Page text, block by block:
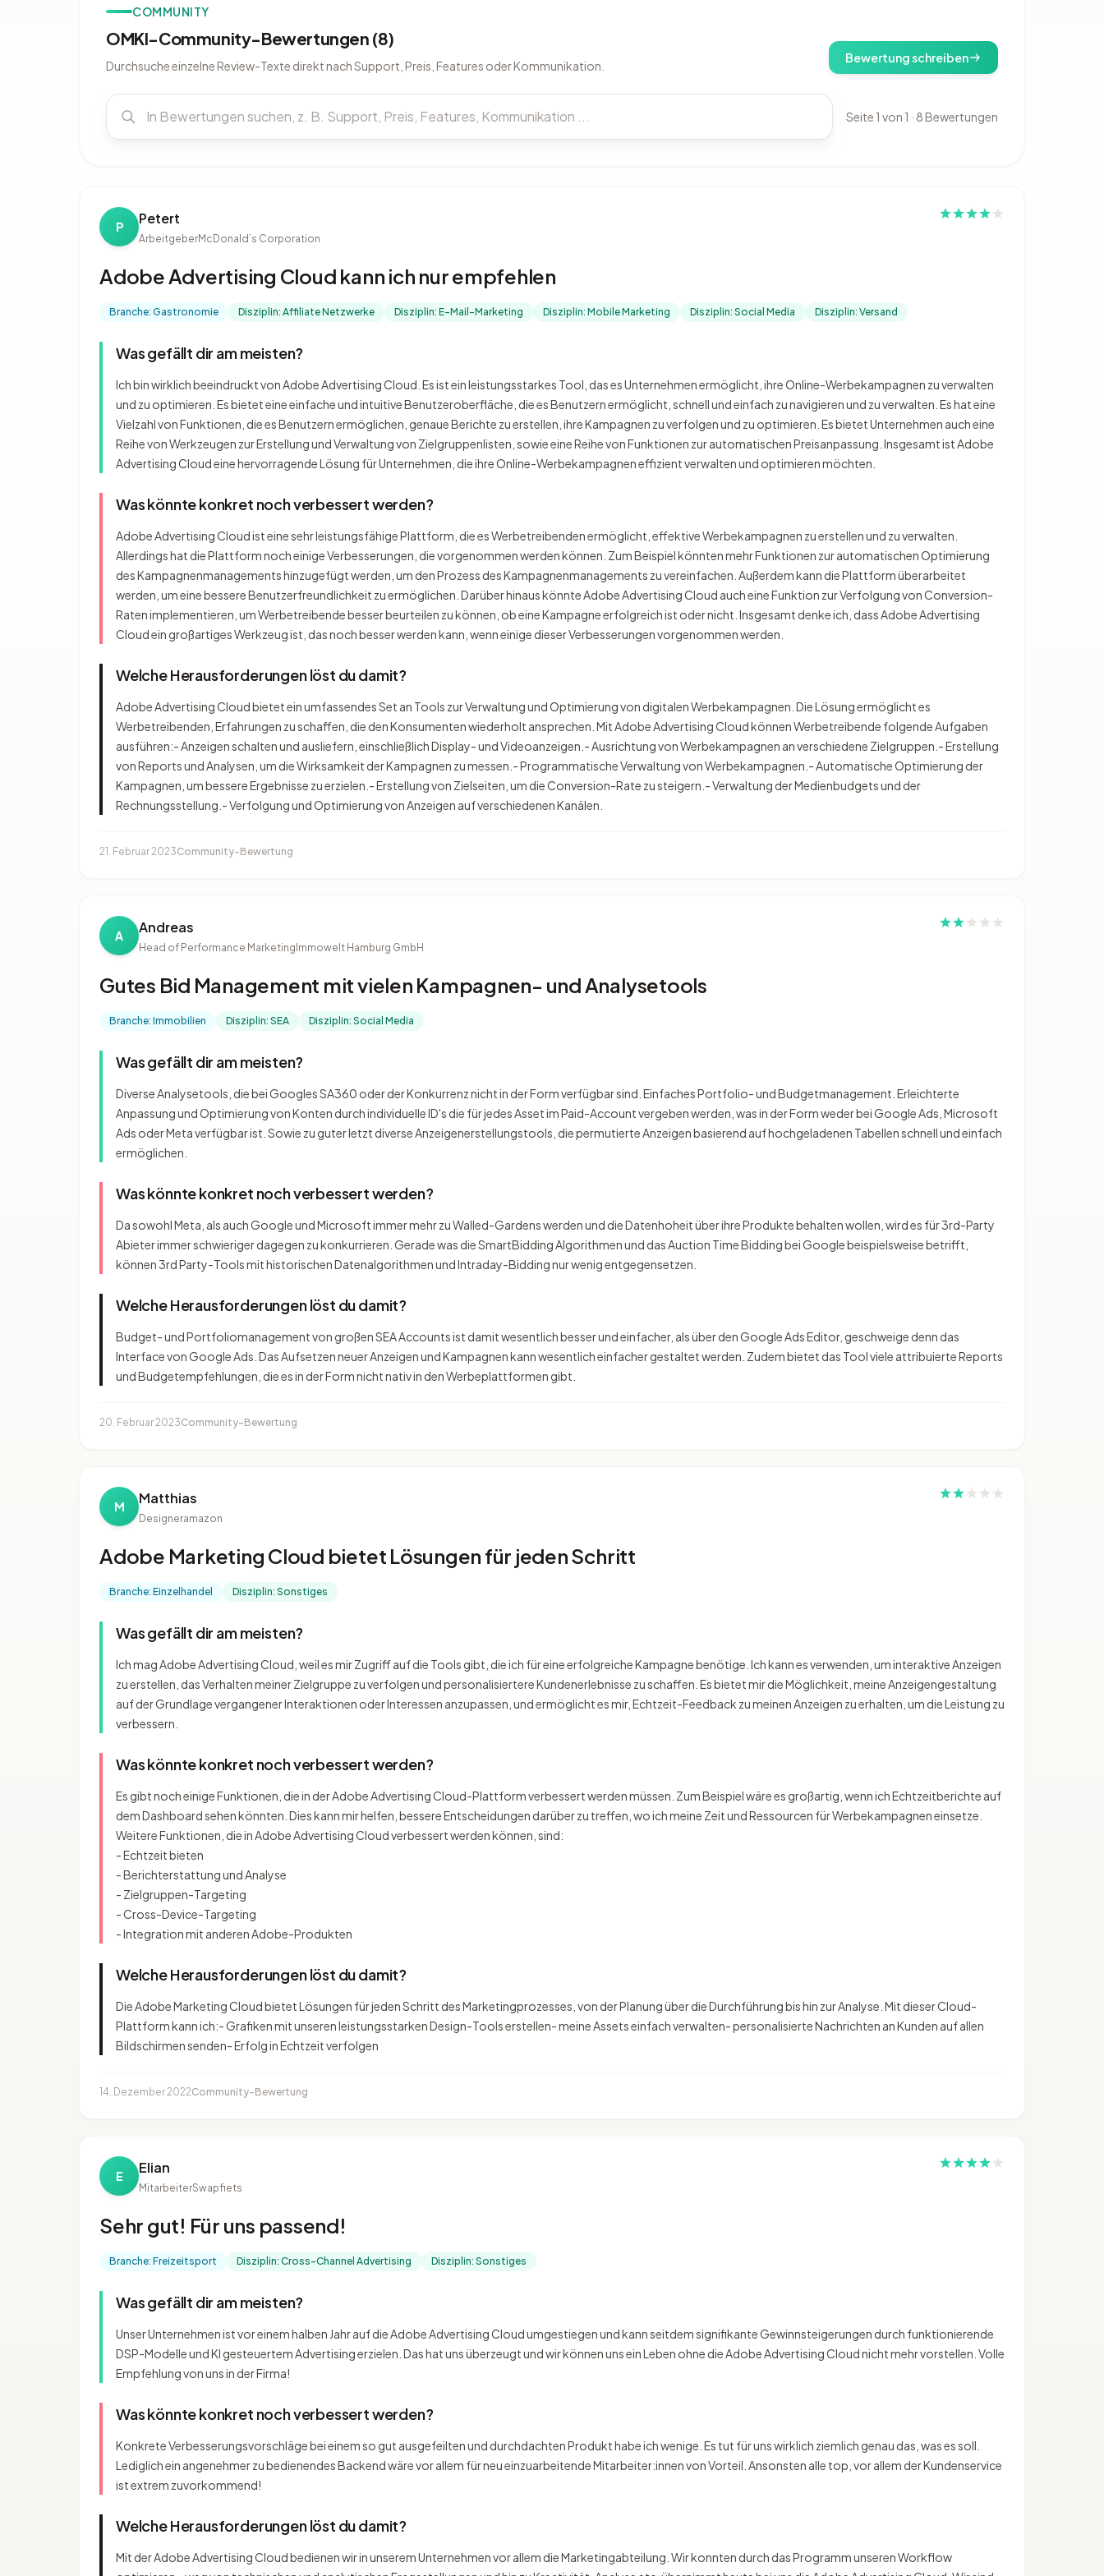
COMMUNITY
OMKI-Community-Bewertungen (8)
Durchsuche einzelne Review-Texte direkt nach Support, Preis, Features oder Kommunikation.
Bewertung schreiben
Seite 1 von 1 · 8 Bewertungen
P Petert
ArbeitgeberMcDonald’s Corporation
Adobe Advertising Cloud kann ich nur empfehlen
Branche: Gastronomie Disziplin: Affiliate Netzwerke Disziplin: E-Mail-Marketing Disziplin: Mobile Marketing Disziplin: Social Media Disziplin: Versand
Was gefällt dir am meisten?
Ich bin wirklich beeindruckt von Adobe Advertising Cloud. Es ist ein leistungsstarkes Tool, das es Unternehmen ermöglicht, ihre Online-Werbekampagnen zu verwalten
und zu optimieren. Es bietet eine einfache und intuitive Benutzeroberfläche, die es Benutzern ermöglicht, schnell und einfach zu navigieren und zu verwalten. Es hat eine
Vielzahl von Funktionen, die es Benutzern ermöglichen, genaue Berichte zu erstellen, ihre Kampagnen zu verfolgen und zu optimieren. Es bietet Unternehmen auch eine
Reihe von Werkzeugen zur Erstellung und Verwaltung von Zielgruppenlisten, sowie eine Reihe von Funktionen zur automatischen Preisanpassung. Insgesamt ist Adobe
Advertising Cloud eine hervorragende Lösung für Unternehmen, die ihre Online-Werbekampagnen effizient verwalten und optimieren möchten.
Was könnte konkret noch verbessert werden?
Adobe Advertising Cloud ist eine sehr leistungsfähige Plattform, die es Werbetreibenden ermöglicht, effektive Werbekampagnen zu erstellen und zu verwalten.
Allerdings hat die Plattform noch einige Verbesserungen, die vorgenommen werden können. Zum Beispiel könnten mehr Funktionen zur automatischen Optimierung
des Kampagnenmanagements hinzugefügt werden, um den Prozess des Kampagnenmanagements zu vereinfachen. Außerdem kann die Plattform überarbeitet
werden, um eine bessere Benutzerfreundlichkeit zu ermöglichen. Darüber hinaus könnte Adobe Advertising Cloud auch eine Funktion zur Verfolgung von Conversion-
Raten implementieren, um Werbetreibende besser beurteilen zu können, ob eine Kampagne erfolgreich ist oder nicht. Insgesamt denke ich, dass Adobe Advertising
Cloud ein großartiges Werkzeug ist, das noch besser werden kann, wenn einige dieser Verbesserungen vorgenommen werden.
Welche Herausforderungen löst du damit?
Adobe Advertising Cloud bietet ein umfassendes Set an Tools zur Verwaltung und Optimierung von digitalen Werbekampagnen. Die Lösung ermöglicht es
Werbetreibenden, Erfahrungen zu schaffen, die den Konsumenten wiederholt ansprechen. Mit Adobe Advertising Cloud können Werbetreibende folgende Aufgaben
ausführen:- Anzeigen schalten und ausliefern, einschließlich Display- und Videoanzeigen.- Ausrichtung von Werbekampagnen an verschiedene Zielgruppen.- Erstellung
von Reports und Analysen, um die Wirksamkeit der Kampagnen zu messen.- Programmatische Verwaltung von Werbekampagnen.- Automatische Optimierung der
Kampagnen, um bessere Ergebnisse zu erzielen.- Erstellung von Zielseiten, um die Conversion-Rate zu steigern.- Verwaltung der Medienbudgets und der
Rechnungsstellung.- Verfolgung und Optimierung von Anzeigen auf verschiedenen Kanälen.
21. Februar 2023Community-Bewertung
A Andreas
Head of Performance Marketing Immowelt Hamburg GmbH
Gutes Bid Management mit vielen Kampagnen- und Analysetools
Branche: Immobilien Disziplin: SEA Disziplin: Social Media
Was gefällt dir am meisten?
Diverse Analysetools, die bei Googles SA360 oder der Konkurrenz nicht in der Form verfügbar sind. Einfaches Portfolio- und Budgetmanagement. Erleichterte
Anpassung und Optimierung von Konten durch individuelle ID's die für jedes Asset im Paid-Account vergeben werden, was in der Form weder bei Google Ads, Microsoft
Ads oder Meta verfügbar ist. Sowie zu guter letzt diverse Anzeigenerstellungstools, die permutierte Anzeigen basierend auf hochgeladenen Tabellen schnell und einfach
ermöglichen.
Was könnte konkret noch verbessert werden?
Da sowohl Meta, als auch Google und Microsoft immer mehr zu Walled-Gardens werden und die Datenhoheit über ihre Produkte behalten wollen, wird es für 3rd-Party
Abieter immer schwieriger dagegen zu konkurrieren. Gerade was die SmartBidding Algorithmen und das Auction Time Bidding bei Google beispielsweise betrifft,
können 3rd Party-Tools mit historischen Datenalgorithmen und Intraday-Bidding nur wenig entgegensetzen.
Welche Herausforderungen löst du damit?
Budget- und Portfoliomanagement von großen SEA Accounts ist damit wesentlich besser und einfacher, als über den Google Ads Editor, geschweige denn das
Interface von Google Ads. Das Aufsetzen neuer Anzeigen und Kampagnen kann wesentlich einfacher gestaltet werden. Zudem bietet das Tool viele attribuierte Reports
und Budgetempfehlungen, die es in der Form nicht nativ in den Werbeplattformen gibt.
20. Februar 2023Community-Bewertung
M Matthias
Designeramazon
Adobe Marketing Cloud bietet Lösungen für jeden Schritt
Branche: Einzelhandel Disziplin: Sonstiges
Was gefällt dir am meisten?
Ich mag Adobe Advertising Cloud, weil es mir Zugriff auf die Tools gibt, die ich für eine erfolgreiche Kampagne benötige. Ich kann es verwenden, um interaktive Anzeigen
zu erstellen, das Verhalten meiner Zielgruppe zu verfolgen und personalisiertere Kundenerlebnisse zu schaffen. Es bietet mir die Möglichkeit, meine Anzeigengestaltung
auf der Grundlage vergangener Interaktionen oder Interessen anzupassen, und ermöglicht es mir, Echtzeit-Feedback zu meinen Anzeigen zu erhalten, um die Leistung zu
verbessern.
Was könnte konkret noch verbessert werden?
Es gibt noch einige Funktionen, die in der Adobe Advertising Cloud-Plattform verbessert werden müssen. Zum Beispiel wäre es großartig, wenn ich Echtzeitberichte auf
dem Dashboard sehen könnten. Dies kann mir helfen, bessere Entscheidungen darüber zu treffen, wo ich meine Zeit und Ressourcen für Werbekampagnen einsetze.
Weitere Funktionen, die in Adobe Advertising Cloud verbessert werden können, sind:
- Echtzeit bieten
- Berichterstattung und Analyse
- Zielgruppen-Targeting
- Cross-Device-Targeting
- Integration mit anderen Adobe-Produkten
Welche Herausforderungen löst du damit?
Die Adobe Marketing Cloud bietet Lösungen für jeden Schritt des Marketingprozesses, von der Planung über die Durchführung bis hin zur Analyse. Mit dieser Cloud-
Plattform kann ich:- Grafiken mit unseren leistungsstarken Design-Tools erstellen- meine Assets einfach verwalten- personalisierte Nachrichten an Kunden auf allen
Bildschirmen senden- Erfolg in Echtzeit verfolgen
14. Dezember 2022Community-Bewertung
E Elian
MitarbeiterSwapfiets
Sehr gut! Für uns passend!
Branche: Freizeitsport Disziplin: Cross-Channel Advertising Disziplin: Sonstiges
Was gefällt dir am meisten?
Unser Unternehmen ist vor einem halben Jahr auf die Adobe Advertising Cloud umgestiegen und kann seitdem signifikante Gewinnsteigerungen durch funktionierende
DSP-Modelle und KI gesteuertem Advertising erzielen. Das hat uns überzeugt und wir können uns ein Leben ohne die Adobe Advertising Cloud nicht mehr vorstellen. Volle
Empfehlung von uns in der Firma!
Was könnte konkret noch verbessert werden?
Konkrete Verbesserungsvorschläge bei einem so gut ausgefeilten und durchdachten Produkt habe ich wenige. Es tut für uns wirklich ziemlich genau das, was es soll.
Lediglich ein angenehmer zu bedienendes Backend wäre vor allem für neu einzuarbeitende Mitarbeiter:innen von Vorteil. Ansonsten alle top, vor allem der Kundenservice
ist extrem zuvorkommend!
Welche Herausforderungen löst du damit?
Mit der Adobe Advertising Cloud bedienen wir in unserem Unternehmen vor allem die Marketingabteilung. Wir konnten durch das Programm unseren Workflow